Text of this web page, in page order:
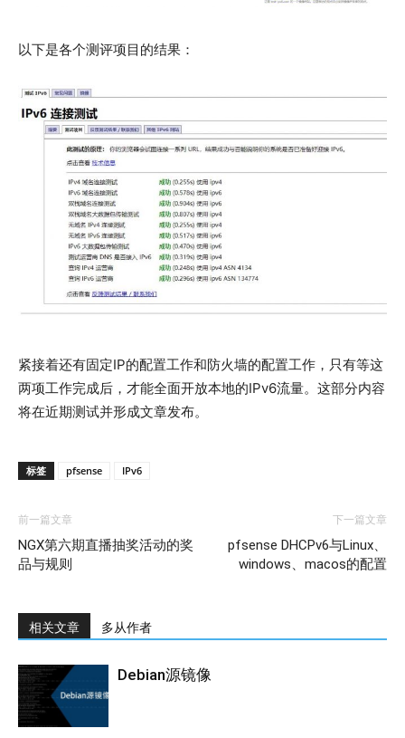
以下是各个测评项目的结果：
紧接着还有固定IP的配置工作和防火墙的配置工作，只有等这
两项工作完成后，才能全面开放本地的IPv6流量。这部分内容
将在近期测试并形成文章发布。
标签 pfsense IPv6
前一篇文章
NGX第六期直播抽奖活动的奖
品与规则
下一篇文章
pfsense DHCPv6与Linux、
windows、macos的配置
相关文章 多从作者
Debian源镜像